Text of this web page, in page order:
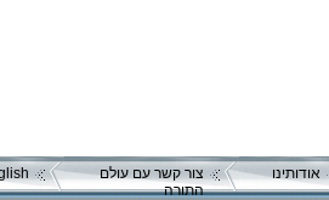
אודותינו
צור קשר עם עולם
התורה